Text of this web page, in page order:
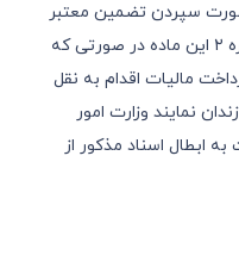
سپردن تضمین معتبر
جاری نخواهد بود و نیز بنابر تبصره ٢ این ماده در صورتی که
مالیات اقدام به نقل
نمایند وزارت امور
ابطال اسناد مذکور از